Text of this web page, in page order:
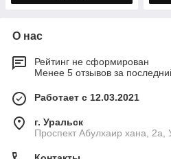
О нас
Рейтинг не сформирован
Менее 5 отзывов за
Работает с 12.03.2021
г. Уральск
Проспект Абулхаир хана, 2а,